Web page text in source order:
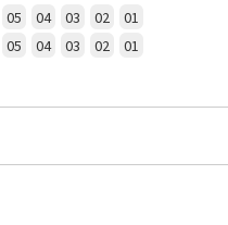
05 04 03 02 01
05 04 03 02
01